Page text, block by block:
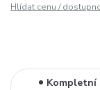
Hlídat cenu /
Kompletní